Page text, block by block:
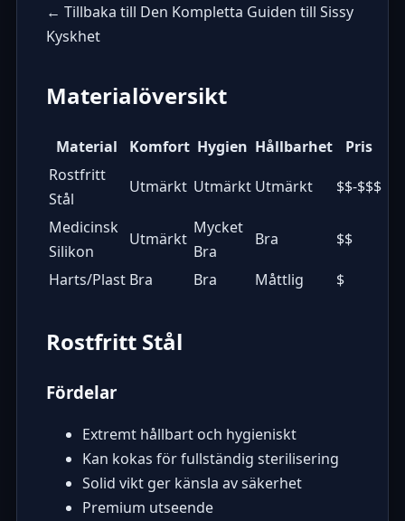
← Tillbaka till Den Kompletta Guiden till Sissy
Kyskhet
Materialöversikt
Material Komfort Hygien Hållbarhet
Pris
Rostfritt
Stål
Utmärkt Utmärkt Utmärkt $$-$$$
Medicinsk
Silikon
Utmärkt
Mycket
Bra
Bra $$
Harts/Plast Bra Bra Måttlig $
Rostfritt Stål
Fördelar
Extremt hållbart och hygieniskt
Kan kokas för fullständig sterilisering
Solid vikt ger känsla av säkerhet
Premium utseende